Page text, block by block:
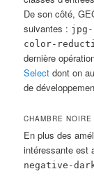
De son côté,
suivantes : jpg-
color-
dernière
Select dont on
de
CHAMBRE
En plus des
intéressante est
negative-